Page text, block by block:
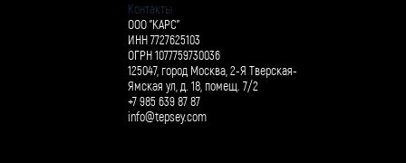
Контакты
ООО "КАРС"
ИНН 7727625103
ОГРН 1077759730036
125047, город Москва, 2-Я Тверская-
Ямская ул, д. 18, помещ. 7/2
+7 985 639 87 87
info@tepsey.com